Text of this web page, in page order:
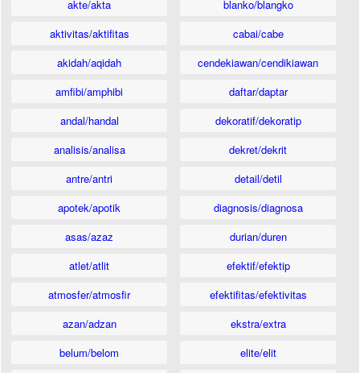
akte/akta
aktivitas/aktifitas
akidah/aqidah
amfibi/amphibi
andal/handal
analisis/analisa
antre/antri
apotek/apotik
asas/azaz
atlet/atlit
atmosfer/atmosfir
azan/adzan
belum/belom
blanko/blangko
cabai/cabe
cendekiawan/cendikiawan
daftar/daptar
dekoratif/dekoratip
dekret/dekrit
detail/detil
diagnosis/diagnosa
durian/duren
efektif/efektip
efektifitas/efektivitas
ekstra/extra
elite/elit